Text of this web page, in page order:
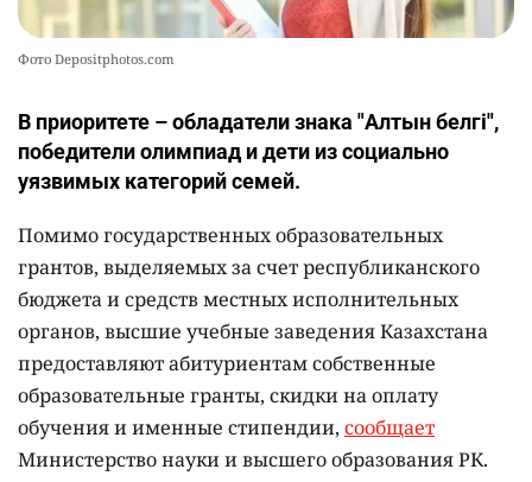
Фото Depositphotos.com
В приоритете – обладатели знака "Алтын белгі",
победители олимпиад и дети из социально
уязвимых категорий семей.
Помимо государственных образовательных
грантов, выделяемых за счет республиканского
бюджета и средств местных исполнительных
органов, высшие учебные заведения Казахстана
предоставляют абитуриентам собственные
образовательные гранты, скидки на оплату
обучения и именные стипендии, сообщает
Министерство науки и высшего образования РК.